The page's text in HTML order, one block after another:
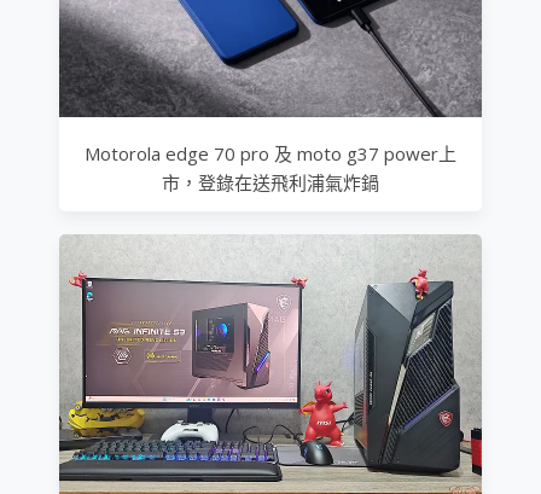
Motorola edge 70 pro 及 moto g37 power上
市，登錄在送飛利浦氣炸鍋